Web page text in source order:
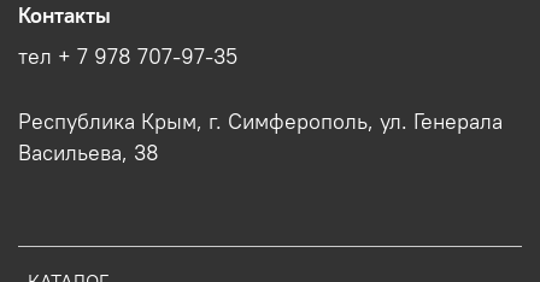
Контакты
тел + 7 978 707-97-35
Республика Крым, г. Симферополь, ул. Генерала
Васильева, 38